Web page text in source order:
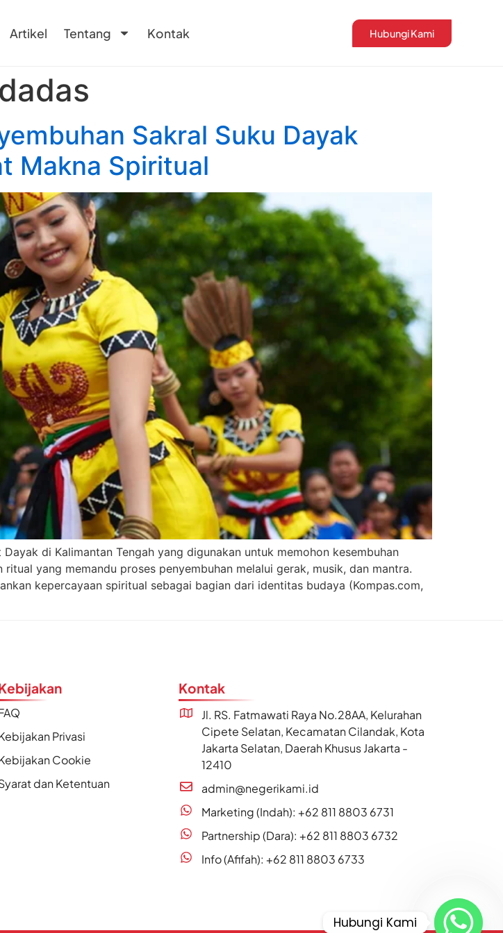
Artikel Tentang Kontak Hubungi Kami
Sakral Suku Dayak
Makna Spiritual
di Kalimantan Tengah yang digunakan untuk memohon kesembuhan
yang memandu proses penyembuhan melalui gerak, musik, dan mantra.
kepercayaan spiritual sebagai bagian dari identitas budaya (Kompas.com,
Privasi
Cookie
dan Ketentuan
Kontak
Jl. RS. Fatmawati Raya No.28AA, Kelurahan
Cipete Selatan, Kecamatan Cilandak, Kota
Jakarta Selatan, Daerah Khusus Jakarta -
12410
admin@negerikami.id
Marketing (Indah): +62 811 8803 6731
Partnership (Dara): +62 811 8803 6732
Info (Afifah): +62 811 8803 6733
Hubungi Kami